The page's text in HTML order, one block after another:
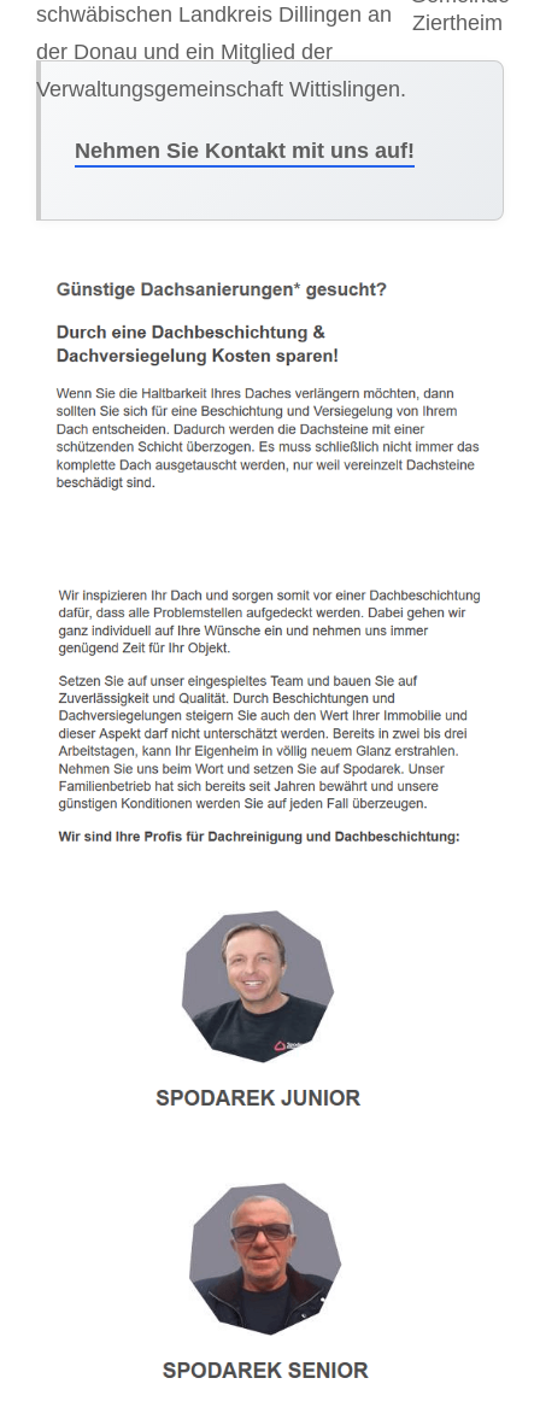
schwäbischen Landkreis Dillingen an
der Donau und ein Mitglied der
Verwaltungsgemeinschaft Wittislingen.
Nehmen Sie Kontakt mit uns auf!